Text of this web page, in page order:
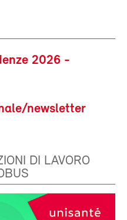
2026 -
newsletter
DI LAVORO